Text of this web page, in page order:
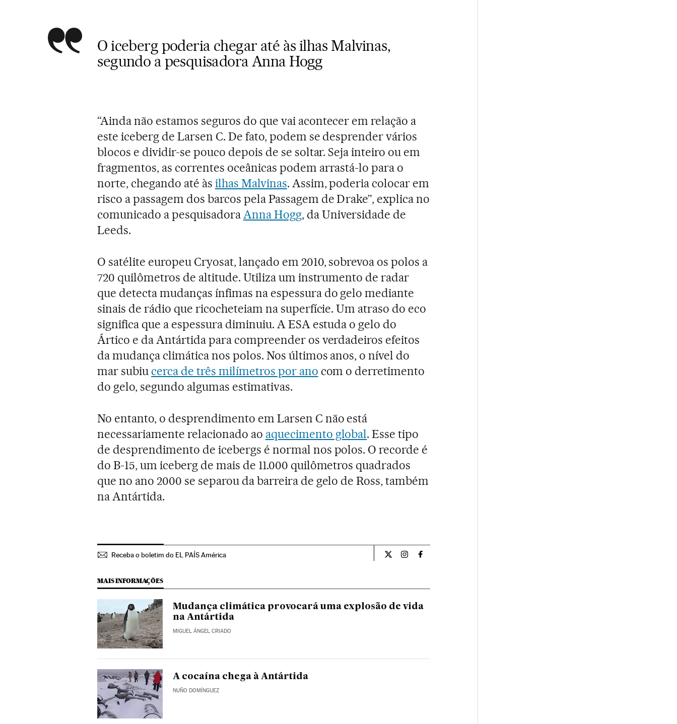
O iceberg poderia chegar até às ilhas Malvinas,
segundo a pesquisadora Anna Hogg
“Ainda não estamos seguros do que vai acontecer em relação a
este iceberg de Larsen C. De fato, podem se desprender vários
blocos e dividir-se pouco depois de se soltar. Seja inteiro ou em
fragmentos, as correntes oceânicas podem arrastá-lo para o
norte, chegando até às ilhas Malvinas. Assim, poderia colocar em
risco a passagem dos barcos pela Passagem de Drake”, explica no
comunicado a pesquisadoraAnna Hogg, da Universidade de
Leeds.
O satélite europeu Cryosat, lançado em 2010, sobrevoa os polos a
720 quilômetros de altitude. Utiliza um instrumento de radar
que detecta mudanças ínfimas na espessura do gelo mediante
sinais de rádio que ricocheteiam na superfície. Um atraso do eco
significa que a espessura diminuiu. A ESA estuda o gelo do
Ártico e da Antártida para compreender os verdadeiros efeitos
da mudança climática nos polos. Nos últimos anos, o nível do
mar subiu cerca de três milímetros por ano com o derretimento
do gelo, segundo algumas estimativas.
No entanto, o desprendimento em Larsen C não está
necessariamente relacionado ao aquecimento global. Esse tipo
de desprendimento de icebergs é normal nos polos. O recorde é
do B-15, um iceberg de mais de 11.000 quilômetros quadrados
que no ano 2000 se separou da barreira de gelo de Ross, também
na Antártida.
Receba o boletim do EL PAÍS América Ciencia El País Brasil en Twitter
Ciencia El País Brasil en Instagram
Ciencia El País Brasil en Facebook
MAIS INFORMAÇÕES
Mudança climática provocará uma explosão de vida
na Antártida
MIGUEL ÁNGEL CRIADO
A cocaína chega à Antártida
NUÑO DOMÍNGUEZ